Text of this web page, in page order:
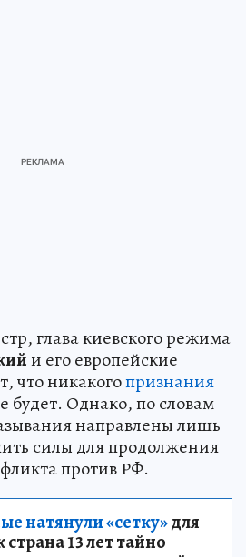
глава киевского режима
и его европейские
что никакогопризнания
будет. Однако, по словам
направлены лишь
силы для продолжения
против РФ.
натянули «сетку»для
13 лет тайно